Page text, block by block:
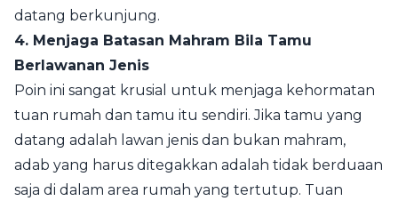
datang berkunjung.
4. Menjaga Batasan Mahram Bila Tamu
Berlawanan Jenis
Poin ini sangat krusial untuk menjaga kehormatan
tuan rumah dan tamu itu sendiri. Jika tamu yang
datang adalah lawan jenis dan bukan mahram,
adab yang harus ditegakkan adalah tidak berduaan
saja di dalam area rumah yang tertutup. Tuan